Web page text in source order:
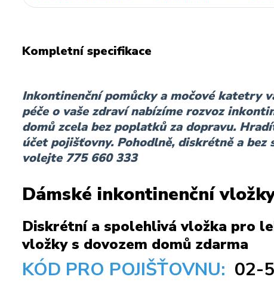
Kompletní specifikace
Inkontinenční pomůcky a močové katetry
péče o vaše zdraví nabízíme rozvoz
domů zcela bez poplatků za dopravu.
účet pojišťovny. Pohodlně, diskrétně a bez
volejte 775 660 333
Dámské inkontinenční
Diskrétní a spolehlivá vložka pro
vložky s dovozem domů zdarma
KÓD PRO POJIŠŤOVNU: 02-